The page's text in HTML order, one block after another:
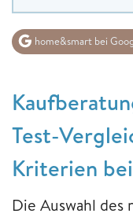
home&smart bei
Test-
Kriterien
Die Auswahl